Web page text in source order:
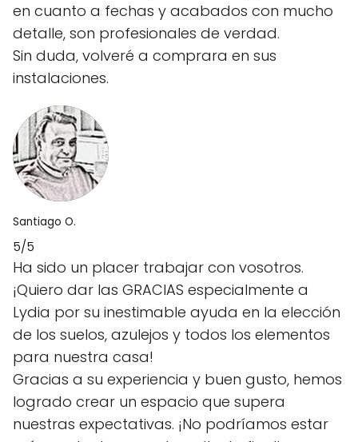
en cuanto a fechas y acabados con mucho
detalle, son profesionales de verdad.
Sin duda, volveré a comprara en sus
instalaciones.
Santiago O.
5/5
Ha sido un placer trabajar con vosotros.
¡Quiero dar las GRACIAS especialmente a
Lydia por su inestimable ayuda en la elección
de los suelos, azulejos y todos los elementos
para nuestra casa!
Gracias a su experiencia y buen gusto, hemos
logrado crear un espacio que supera
nuestras expectativas. ¡No podríamos estar